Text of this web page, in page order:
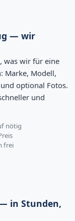
— wir
was wir für eine
Marke, Modell,
optional Fotos.
und
nötig
frei
in Stunden,